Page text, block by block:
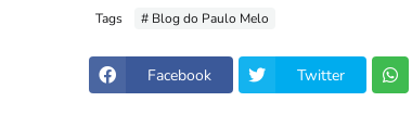
Tags # Blog do Paulo Melo
Facebook Twitter